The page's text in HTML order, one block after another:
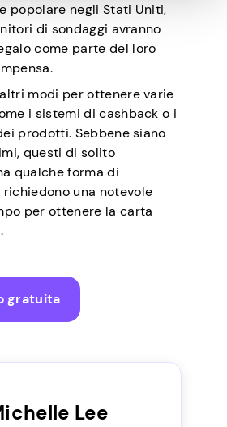
popolare negli Stati Uniti,
di sondaggi avranno
come parte del loro
modi per ottenere varie
i sistemi di cashback o i
prodotti. Sebbene siano
questi di solito
qualche forma di
una notevole
per ottenere la carta
gratuita
Lee